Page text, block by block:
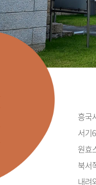
흥국
서기
원효
북서
내려